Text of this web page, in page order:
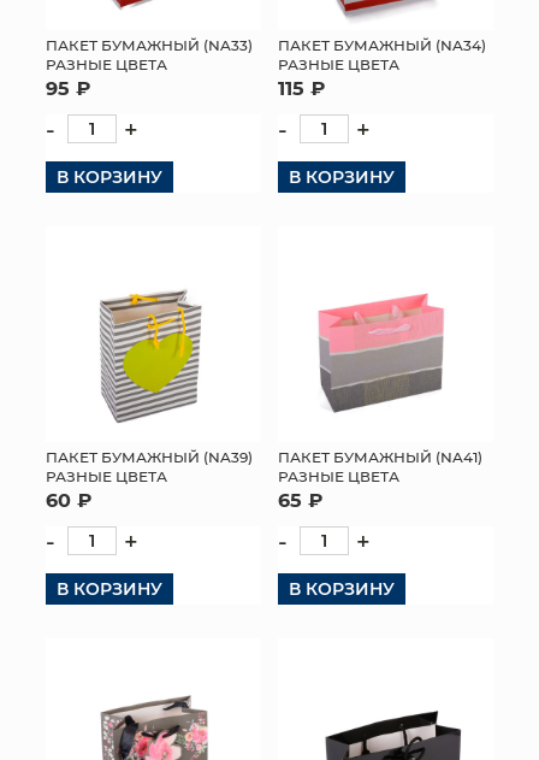
ПАКЕТ БУМАЖНЫЙ (NA33)
РАЗНЫЕ ЦВЕТА
95 ₽
- +
В КОРЗИНУ
ПАКЕТ БУМАЖНЫЙ (NA34)
РАЗНЫЕ ЦВЕТА
115 ₽
- +
В КОРЗИНУ
ПАКЕТ БУМАЖНЫЙ (NA39)
РАЗНЫЕ ЦВЕТА
60 ₽
- +
В КОРЗИНУ
ПАКЕТ БУМАЖНЫЙ (NA41)
РАЗНЫЕ ЦВЕТА
65 ₽
- +
В КОРЗИНУ